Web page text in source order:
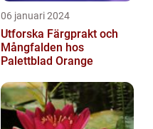
06 januari 2024
Utforska Färgprakt och
Mångfalden hos
Palettblad Orange